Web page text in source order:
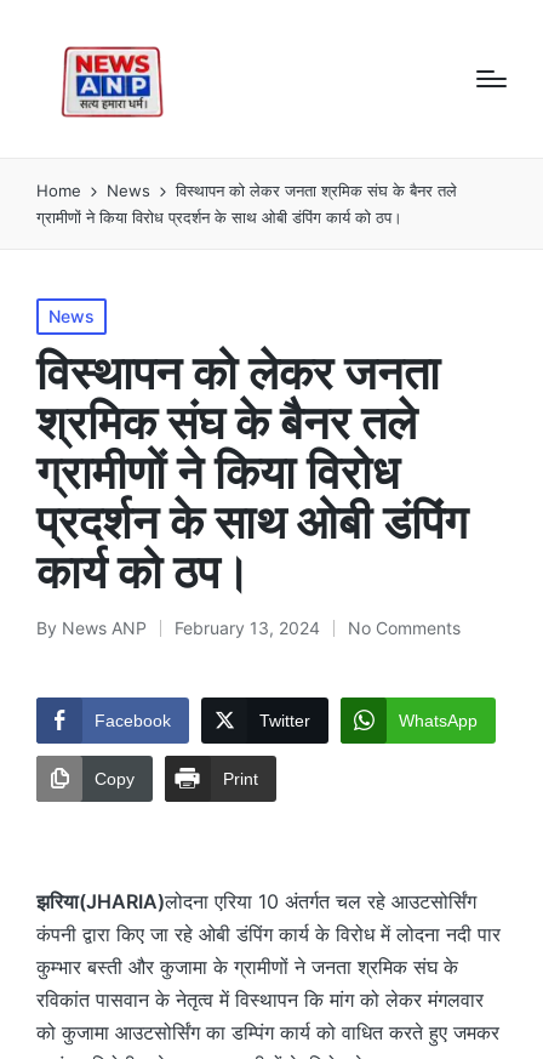
Home News
विस्थापन को लेकर जनता श्रमिक संघ के बैनर तले
ग्रामीणों ने किया विरोध प्रदर्शन के साथ ओबी डंपिंग कार्य को ठप।
Posted
in
News
विस्थापन को लेकर जनता
श्रमिक संघ के बैनर तले
ग्रामीणों ने किया विरोध
प्रदर्शन के साथ ओबी डंपिंग
कार्य को ठप।
Posted
By News ANP February 13, 2024 No Comments
Facebook Twitter WhatsApp
Copy Print
झरिया(JHARIA)लोदना एरिया 10 अंतर्गत चल रहे आउटसोर्सिंग
कंपनी द्वारा किए जा रहे ओबी डंपिंग कार्य के विरोध में लोदना नदी पार
कुम्भार बस्ती और कुजामा के ग्रामीणों ने जनता श्रमिक संघ के
रविकांत पासवान के नेतृत्व में विस्थापन कि मांग को लेकर मंगलवार
को कुजामा आउटसोर्सिंग का डम्पिंग कार्य को वाधित करते हुए जमकर